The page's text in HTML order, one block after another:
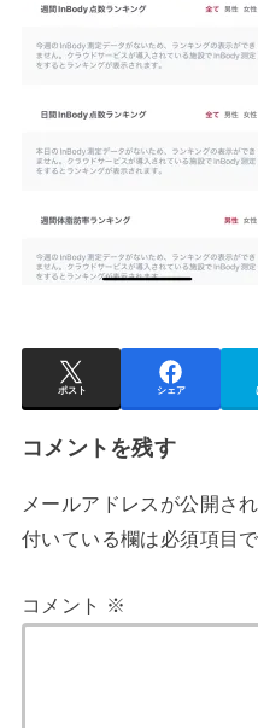
ポスト シェア
コメントを残す
メールアドレスが公開さ
付いている欄は必須項目
コメント ※